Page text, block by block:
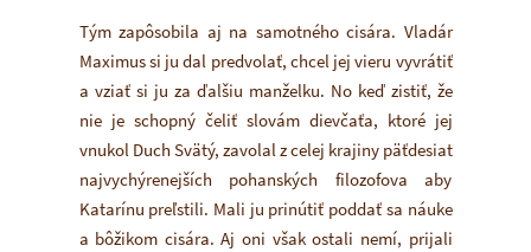
Tým zapôsobila aj na samotného cisára. Vladár
Maximus si ju dal predvolať, chcel jej vieru vyvrátiť
a vziať si ju za ďalšiu manželku. No keď zistiť, že
nie je schopný čeliť slovám dievčaťa, ktoré jej
vnukol Duch Svätý, zavolal z celej krajiny päťdesiat
najvychýrenejších pohanských filozofova aby
Katarínu preľstili. Mali ju prinútiť poddať sa náuke
a bôžikom cisára. Aj oni však ostali nemí, prijali